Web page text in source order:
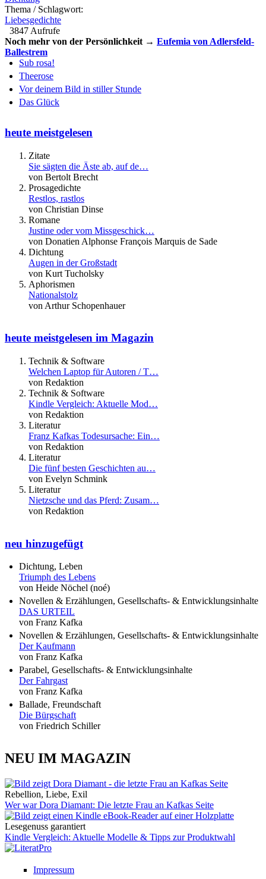
Thema / Schlagwort:
Liebesgedichte
3847 Aufrufe
Noch mehr von der Persönlichkeit → Eufemia von Adlersfeld-
Ballestrem
Sub rosa!
Theerose
Vor deinem Bild in stiller Stunde
Das Glück
heute meistgelesen
Zitate
Sie sägten die Äste ab, auf de…
von Bertolt Brecht
Prosagedichte
Restlos, rastlos
von Christian Dinse
Romane
Justine oder vom Missgeschick…
von Donatien Alphonse François Marquis de Sade
Dichtung
Augen in der Großstadt
von Kurt Tucholsky
Aphorismen
Nationalstolz
von Arthur Schopenhauer
heute meistgelesen im Magazin
Technik & Software
Welchen Laptop für Autoren / T…
von Redaktion
Technik & Software
Kindle Vergleich: Aktuelle Mod…
von Redaktion
Literatur
Franz Kafkas Todesursache: Ein…
von Redaktion
Literatur
Die fünf besten Geschichten au…
von Evelyn Schmink
Literatur
Nietzsche und das Pferd: Zusam…
von Redaktion
neu hinzugefügt
Dichtung, Leben
Triumph des Lebens
von Heide Nöchel (noé)
Novellen & Erzählungen, Gesellschafts- & Entwicklungsinhalte
DAS URTEIL
von Franz Kafka
Novellen & Erzählungen, Gesellschafts- & Entwicklungsinhalte
Der Kaufmann
von Franz Kafka
Parabel, Gesellschafts- & Entwicklungsinhalte
Der Fahrgast
von Franz Kafka
Ballade, Freundschaft
Die Bürgschaft
von Friedrich Schiller
NEU IM MAGAZIN
Rebellion, Liebe, Exil
Wer war Dora Diamant: Die letzte Frau an Kafkas Seite
Lesegenuss garantiert
Kindle Vergleich: Aktuelle Modelle & Tipps zur Produktwahl
Impressum